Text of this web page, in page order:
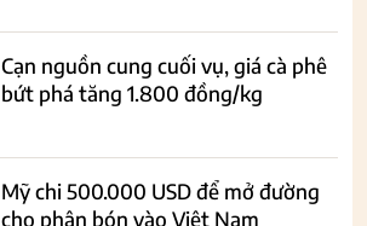
Cạn nguồn cung cuối vụ, giá cà phê
bứt phá tăng 1.800 đồng/kg
Mỹ chi 500.000 USD để mở đường
cho phân bón vào Việt Nam